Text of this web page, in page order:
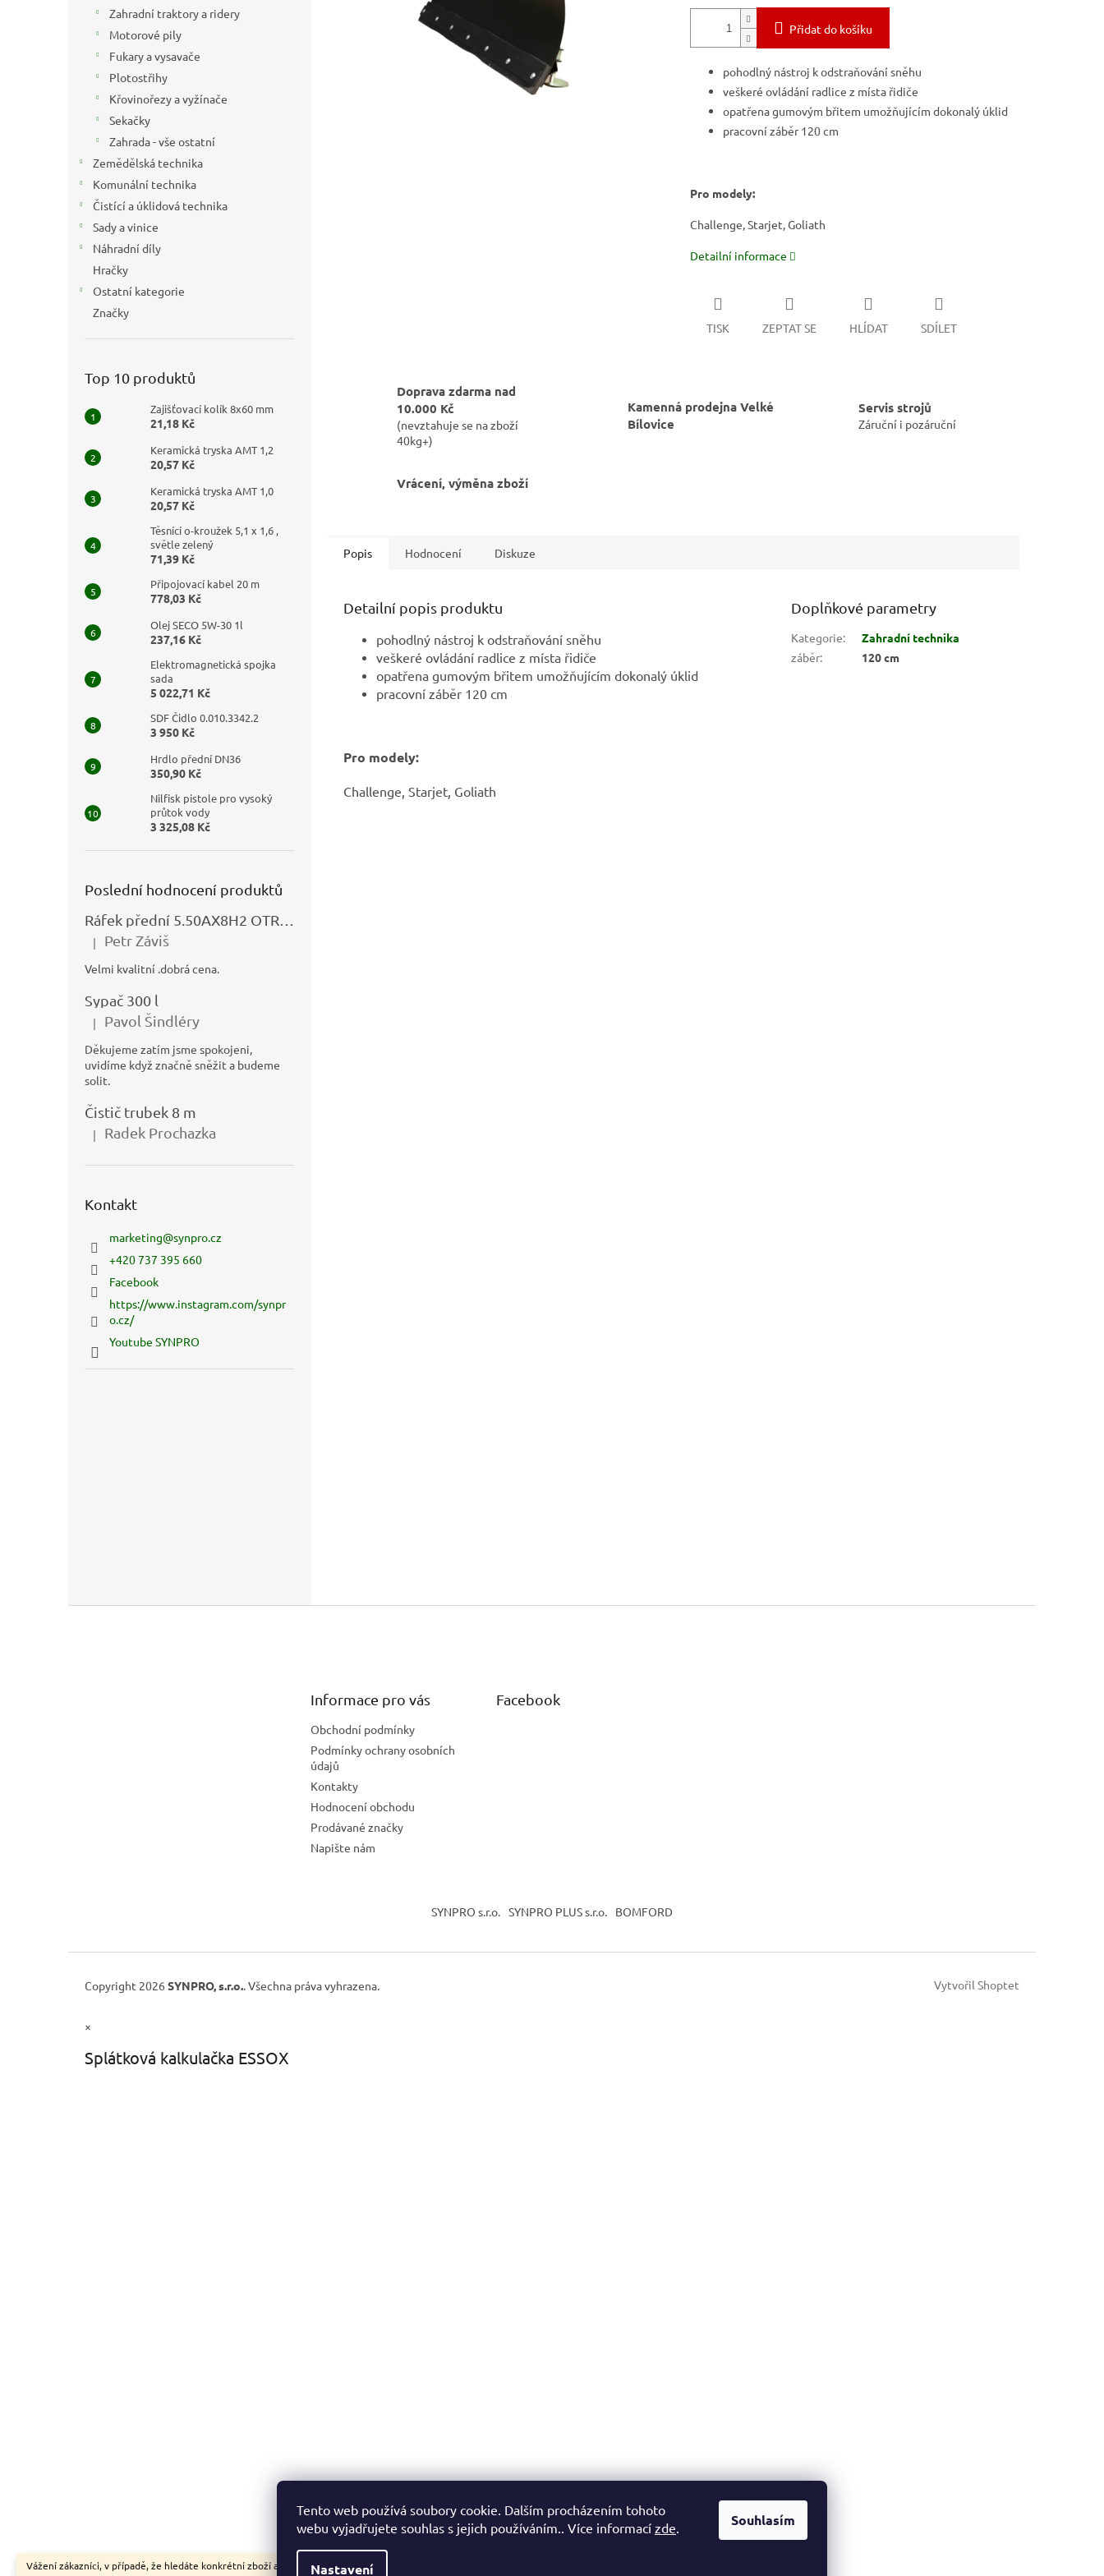
Tento web používá soubory cookie. Dalším procházením tohoto
webu vyjadřujete souhlas s jejich používáním.. Více informací zde.
Nastavení
Souhlasím
Vážení zákazníci, v případě, že hledáte konkrétní zboží a my jej nemáme v
Zahradní traktory a ridery
Motorové pily
Fukary a vysavače
Plotostřihy
Křovinořezy a vyžínače
Sekačky
Zahrada - vše ostatní
Zemědělská technika
Komunální technika
Čistící a úklidová technika
Sady a vinice
Náhradní díly
Hračky
Ostatní kategorie
Značky
Top 10 produktů
Zajišťovací kolík 8x60 mm
21,18 Kč
Keramická tryska AMT 1,2
20,57 Kč
Keramická tryska AMT 1,0
20,57 Kč
Těsnící o-kroužek 5,1 x 1,6 ,
světle zelený
71,39 Kč
Připojovací kabel 20 m
778,03 Kč
Olej SECO 5W-30 1l
237,16 Kč
Elektromagnetická spojka
sada
5 022,71 Kč
SDF Čidlo 0.010.3342.2
3 950 Kč
Hrdlo přední DN36
350,90 Kč
Nilfisk pistole pro vysoký
průtok vody
3 325,08 Kč
Poslední hodnocení produktů
Hodnocení produktu je 5 z 5 hvězdiček.
| Petr Záviš
Velmi kvalitní .dobrá cena.
Sypač 300 l
Hodnocení produktu je 5 z 5 hvězdiček.
| Pavol Šindléry
Děkujeme zatím jsme spokojeni,
uvidíme když značně sněžit a budeme
solit.
Čistič trubek 8 m
Hodnocení produktu je 5 z 5 hvězdiček.
| Radek Prochazka
Kontakt
marketing@synpro.cz
+420 737 395 660
Facebook
https://www.instagram.com/synpr
o.cz/
Youtube SYNPRO
Přidat do košíku
pohodlný nástroj k odstraňování sněhu
veškeré ovládání radlice z místa řidiče
opatřena gumovým břitem umožňujícím dokonalý úklid
pracovní záběr 120 cm
Pro modely:
Challenge, Starjet, Goliath
Detailní informace
TISK ZEPTAT SE HLÍDAT SDÍLET
Doprava zdarma nad
10.000 Kč
(nevztahuje se na zboží
40kg+)
Kamenná prodejna Velké
Bílovice
Servis strojů
Záruční i pozáruční
Vrácení, výměna zboží
Popis Hodnocení Diskuze
Detailní popis produktu
pohodlný nástroj k odstraňování sněhu
veškeré ovládání radlice z místa řidiče
opatřena gumovým břitem umožňujícím dokonalý úklid
pracovní záběr 120 cm
Pro modely:
Challenge, Starjet, Goliath
Doplňkové parametry
Kategorie:
Zahradní technika
záběr: 120 cm
Informace pro vás
Obchodní podmínky
Podmínky ochrany osobních
údajů
Kontakty
Hodnocení obchodu
Prodávané značky
Napište nám
Facebook
SYNPRO s.r.o. SYNPRO PLUS s.r.o. BOMFORD
Vytvořil Shoptet
Copyright 2026 SYNPRO, s.r.o.. Všechna práva vyhrazena.
×
Splátková kalkulačka ESSOX